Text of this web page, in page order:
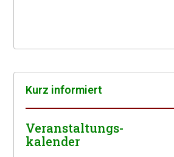
Kurz infor­miert
Veranstaltungs-
kalender